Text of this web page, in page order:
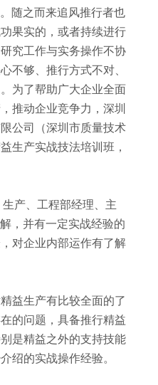
随之而来追风推行者也
果实的，或者持续进行
究工作与实务操作不协
不够、推行方式不对、
为了帮助广大企业全面
推动企业竞争力，深圳
公司（深圳市质量技术
生产实战技法培训班，
产、工程部经理、主
，并有一定实战经验的
对企业内部运作有了解
益生产有比较全面的了
的问题，具备推行精益
是精益之外的支持技能
绍的实战操作经验。